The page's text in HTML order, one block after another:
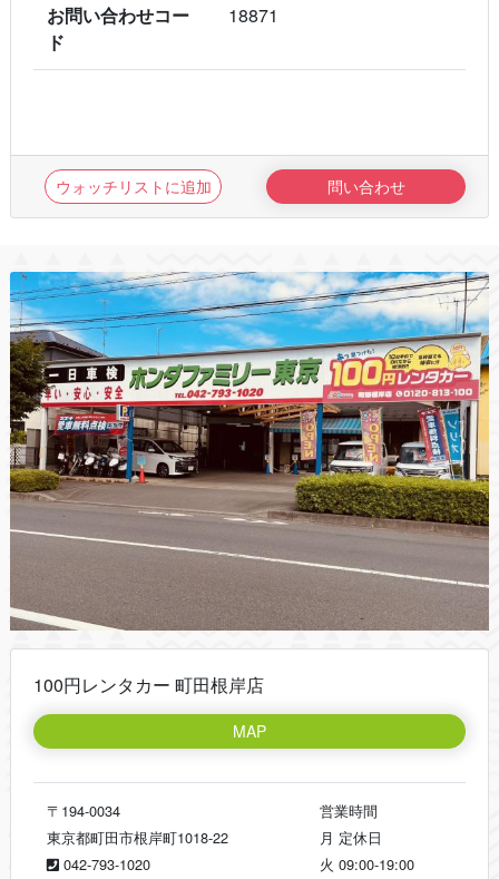
お問い合わせコー
ド
18871
ウォッチリストに追加 問い合わせ
100円レンタカー 町田根岸店
MAP
〒194-0034
東京都町田市根岸町1018-22
042-793-1020
営業時間
月 定休日
火 09:00-19:00